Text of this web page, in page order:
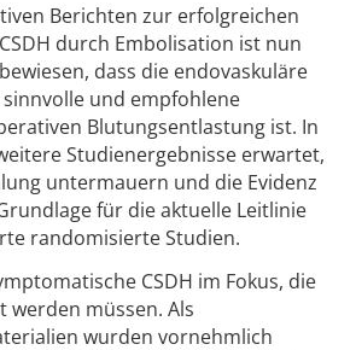
Berichten zur erfolgreichen
durch Embolisation ist nun
dass die endovaskuläre
und empfohlene
Blutungsentlastung ist. In
Studienergebnisse erwartet,
untermauern und die Evidenz
für die aktuelle Leitlinie
randomisierte Studien.
CSDH im Fokus, die
werden müssen. Als
wurden vornehmlich